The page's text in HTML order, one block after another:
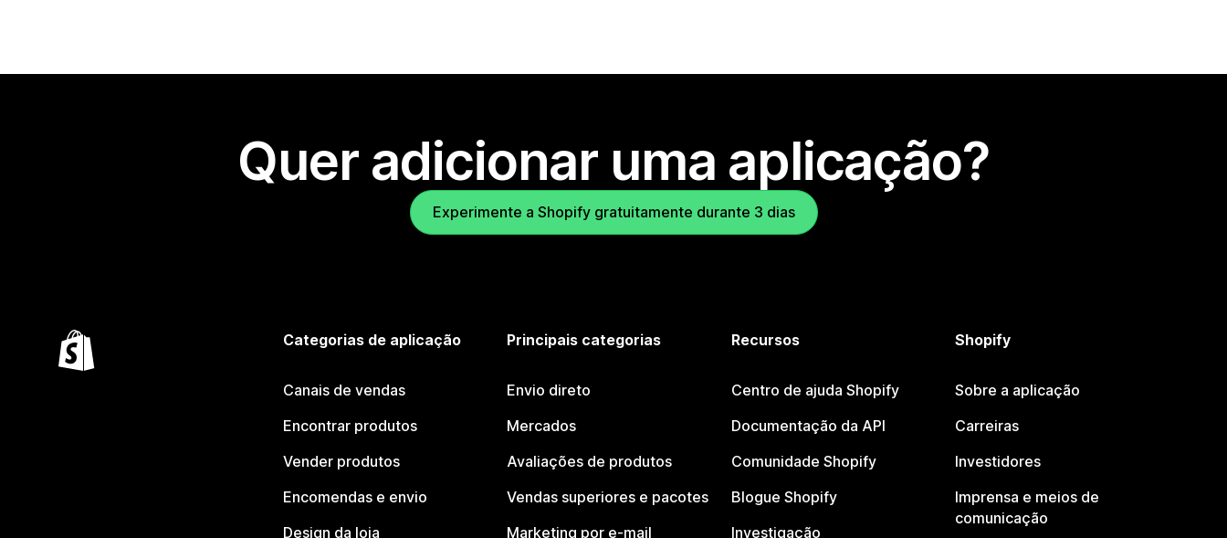
Quer adicionar uma aplicação?
Experimente a Shopify gratuitamente durante 3 dias
Categorias de aplicação
Canais de vendas
Encontrar produtos
Vender produtos
Encomendas e envio
Design da loja
Principais categorias
Envio direto
Mercados
Avaliações de produtos
Vendas superiores e pacotes
Marketing por e-mail
Recursos
Centro de ajuda Shopify
Documentação da API
Comunidade Shopify
Blogue Shopify
Investigação
Shopify
Sobre a aplicação
Carreiras
Investidores
Imprensa e meios de
comunicação